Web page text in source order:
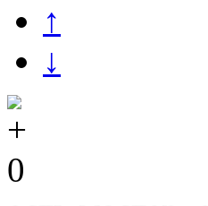
↑
↓
0